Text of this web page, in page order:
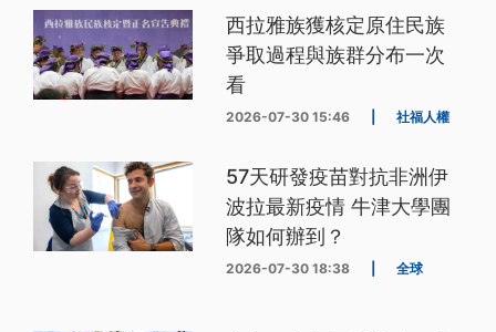
西拉雅族獲核定原住民族
爭取過程與族群分布一次
看
2026-07-30 15:46 社福人權
57天研發疫苗對抗非洲伊
波拉最新疫情 牛津大學團
隊如何辦到？
2026-07-30 18:38 全球